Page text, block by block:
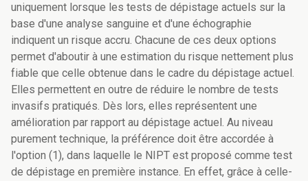
uniquement lorsque les tests de dépistage actuels sur la
base d'une analyse sanguine et d'une échographie
indiquent un risque accru. Chacune de ces deux options
permet d'aboutir à une estimation du risque nettement plus
fiable que celle obtenue dans le cadre du dépistage actuel.
Elles permettent en outre de réduire le nombre de tests
invasifs pratiqués. Dès lors, elles représentent une
amélioration par rapport au dépistage actuel. Au niveau
purement technique, la préférence doit être accordée à
l'option (1), dans laquelle le NIPT est proposé comme test
de dépistage en première instance. En effet, grâce à celle-